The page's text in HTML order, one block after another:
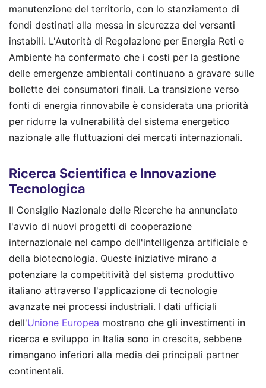
manutenzione del territorio, con lo stanziamento di
fondi destinati alla messa in sicurezza dei versanti
instabili. L'Autorità di Regolazione per Energia Reti e
Ambiente ha confermato che i costi per la gestione
delle emergenze ambientali continuano a gravare sulle
bollette dei consumatori finali. La transizione verso
fonti di energia rinnovabile è considerata una priorità
per ridurre la vulnerabilità del sistema energetico
nazionale alle fluttuazioni dei mercati internazionali.
Ricerca Scientifica e Innovazione
Tecnologica
Il Consiglio Nazionale delle Ricerche ha annunciato
l'avvio di nuovi progetti di cooperazione
internazionale nel campo dell'intelligenza artificiale e
della biotecnologia. Queste iniziative mirano a
potenziare la competitività del sistema produttivo
italiano attraverso l'applicazione di tecnologie
avanzate nei processi industriali. I dati ufficiali
dell'Unione Europea mostrano che gli investimenti in
ricerca e sviluppo in Italia sono in crescita, sebbene
rimangano inferiori alla media dei principali partner
continentali.